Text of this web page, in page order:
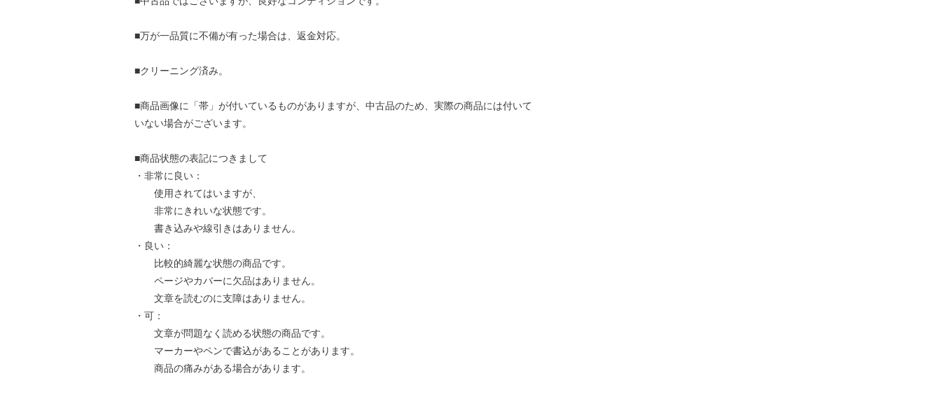
■万が一品質に不備が有った場合は、返金対応。
■クリーニング済み。
■商品画像に「帯」が付いているものがありますが、中古品のため、実際の商品には付いて
いない場合がございます。
■商品状態の表記につきまして
・非常に良い：
使用されてはいますが、
非常にきれいな状態です。
書き込みや線引きはありません。
・良い：
比較的綺麗な状態の商品です。
ページやカバーに欠品はありません。
文章を読むのに支障はありません。
・可：
文章が問題なく読める状態の商品です。
マーカーやペンで書込があることがあります。
商品の痛みがある場合があります。